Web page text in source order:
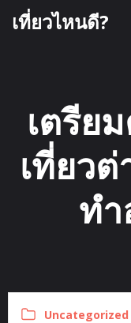
เที่ยวไหนดี?
เตรีย
เที่ยวต่
ทำ
Uncategorized